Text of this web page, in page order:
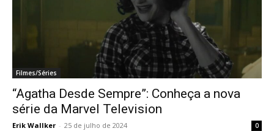
Filmes/Séries
“Agatha Desde Sempre”: Conheça a nova
série da Marvel Television
Erik Wallker - 25 de julho de 2024 0